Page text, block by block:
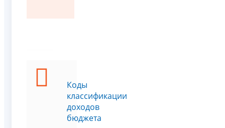
Коды
классификации
доходов
бюджета